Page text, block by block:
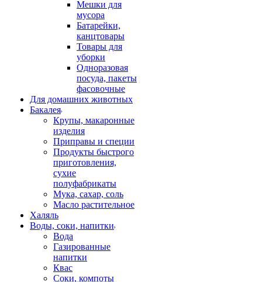
Мешки для
мусора
Батарейки,
канцтовары
Товары для
уборки
Одноразовая
посуда, пакеты
фасовочные
Для домашних животных
Бакалея
Крупы, макаронные
изделия
Приправы и специи
Продукты быстрого
приготовления,
сухие
полуфабрикаты
Мука, сахар, соль
Масло растительное
Халяль
Воды, соки, напитки
Вода
Газированные
напитки
Квас
Соки, компоты